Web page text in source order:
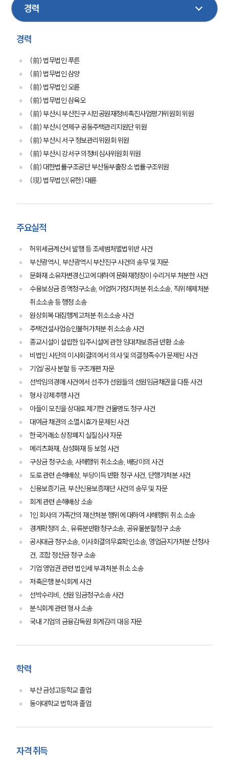
그룹소개
그룹소개
오시는 길
글로벌 파트너 로펌
고객의 소리
통합검색
주요 업무사례
사례분석/최신동향
경력
(前) 법무법인 푸른
(前) 법무법인 삼양
(前) 법무법인 오륜
(前) 법무법인 삼육오
(前) 부산시 부산진구 시민공원재정비촉진사업평가위원회 위원
(前) 부산시 연제구 공동주택관리지원단 위원
(前) 부산시 서구 정보관리위원회 위원
(前) 부산시 강서구 의정비심사위원회 위원
(前) 대한법률구조공단 부산동부출장소 법률구조위원
(現) 법무법인(유한) 대륜
주요실적
허위세금계산서 발행 등 조세범처벌법위반 사건
부산광역시, 부산광역시 부산진구 사건의 송무 및 자문
문화재 소유자변경신고에 대하여 문화재청장이 수리거부 처분한 사건
수용보상금 증액청구소송, 어업허가정지처분 취소소송, 직위해제처분
취소소송 등 행정 소송
원상회복 대집행계고처분 취소소송 사건
주택건설사업승인불허가처분 취소소송 사건
종교시설이 설립한 입주시설에 관한 임대차보증금 반환 소송
비법인 사단의 이사회결의에서 의사 및 의결정족수가 문제된 사건
기업/공사 분할 등 구조개편 자문
선박임의경매 사건에서 선주가 선원들의 선원임금채권을 다툰 사건
형사 강제추행 사건
아들이 모친을 상대로 제기한 건물명도 청구 사건
대여금 채권의 소멸시효가 문제된 사건
한국거래소 상장폐지 실질심사 자문
메리츠화재, 삼성화재 등 보험 사건
구상금 청구소송, 사해행위 취소소송, 배당이의 사건
도로 관련 손해배상, 부당이득 반환 청구 사건, 단행가처분 사건
신용보증기금, 부산신용보증재단 사건의 송무 및 자문
회계 관련 손해배상 소송
1인 회사의 가족간의 재산처분 행위에 대하여 사해행위 취소 소송
경계확정의 소 , 유류분반환청구소송, 공유물분할청구 소송
공사대금 청구소송, 이사회결의무효확인소송, 영업금지가처분 산청사
건, 조합 정산금 청구 소송
기업 영업권 관련 법인세 부과처분 취소 소송
저축은행 분식회계 사건
선박수리비, 선원 임금청구소송 사건
분식회계 관련 형사 소송
국내 기업의 금융감독원 회계감리 대응 자문
학력
부산 금성고등학교 졸업
동아대학교 법학과 졸업
자격 취득